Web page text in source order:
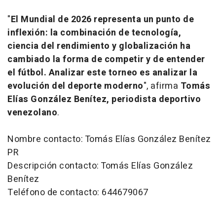
"El Mundial de 2026 representa un punto de
inflexión: la combinación de tecnología,
ciencia del rendimiento y globalización ha
cambiado la forma de competir y de entender
el fútbol. Analizar este torneo es analizar la
evolución del deporte moderno", afirma Tomás
Elías González Benítez, periodista deportivo
venezolano.
Nombre contacto: Tomás Elías González Benítez
PR
Descripción contacto: Tomás Elías González
Benítez
Teléfono de contacto: 644679067